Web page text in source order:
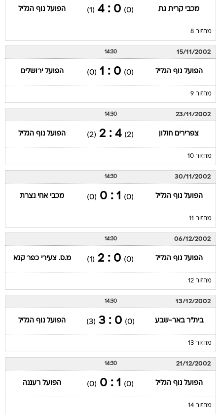
מכבי קרית גת (0)
0 : 4
(1) הפועל נוף הגליל
מחזור 8
15/11/2002
14:30
הפועל נוף הגליל (0)
0 : 1
(0) הפועל ירושלים
מחזור 9
23/11/2002
14:30
צפרירים חולון (2)
4 : 2
(2) הפועל נוף הגליל
מחזור 10
30/11/2002
14:30
הפועל נוף הגליל (0)
1 : 0
(0) מכבי אחי נצרת
מחזור 11
06/12/2002
14:30
הפועל נוף הגליל (0)
0 : 2
(1) מ.ס. צעירי כפר קנא
מחזור 12
13/12/2002
14:30
בית"ר באר-שבע (0)
0 : 3
(3) הפועל נוף הגליל
מחזור 13
21/12/2002
14:30
הפועל נוף הגליל (0)
1 : 0
(0) הפועל רעננה
מחזור 14